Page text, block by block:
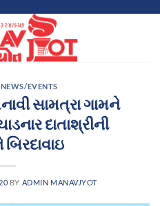
NEWS/EVENTS
સામત્રા ગામને
દાતાશ્રીની
BY ADMIN MANAVJYOT